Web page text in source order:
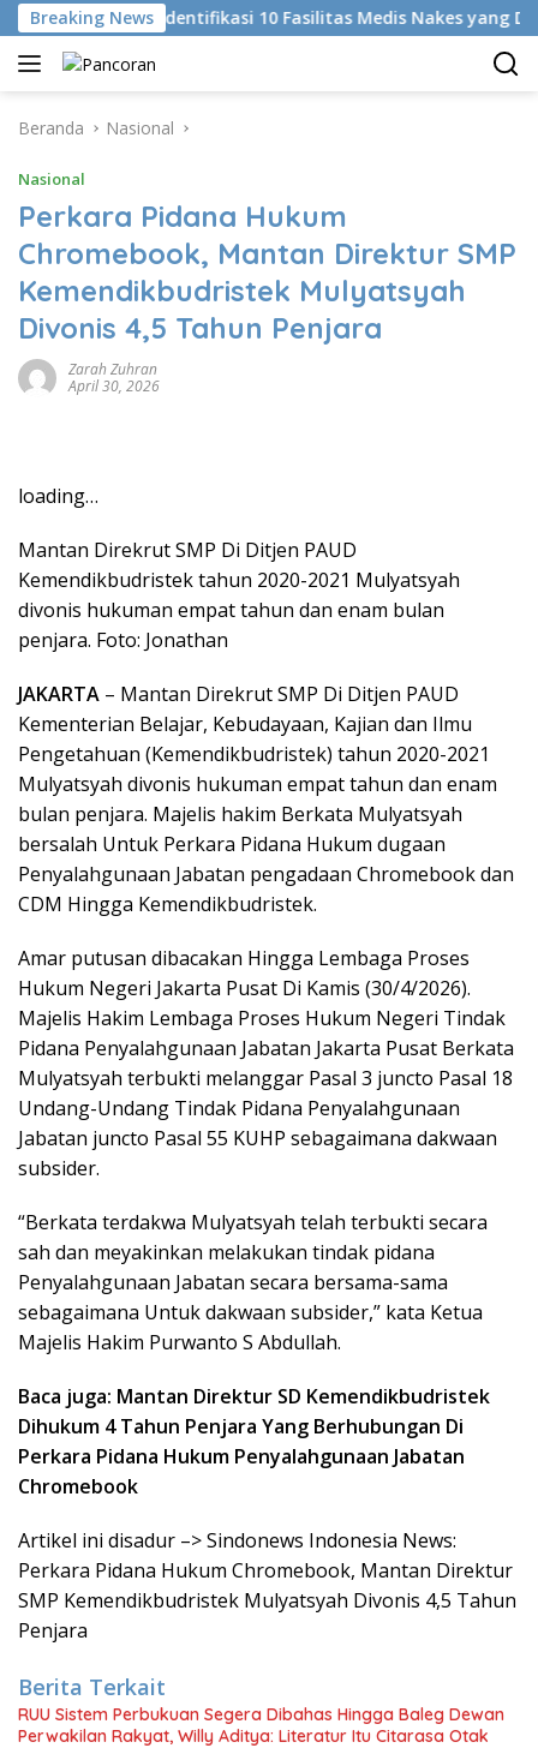
Langsung
ke
konten
Breaking News
KKI Identifikasi 10 Fasilitas Medis Nakes yang Diduga
Beranda Nasional
Nasional
Perkara Pidana Hukum
Chromebook, Mantan Direktur SMP
Kemendikbudristek Mulyatsyah
Divonis 4,5 Tahun Penjara
Zarah Zuhran
April 30, 2026
loading…
Mantan Direkrut SMP Di Ditjen PAUD
Kemendikbudristek tahun 2020-2021 Mulyatsyah
divonis hukuman empat tahun dan enam bulan
penjara. Foto: Jonathan
JAKARTA – Mantan Direkrut SMP Di Ditjen PAUD
Kementerian Belajar, Kebudayaan, Kajian dan Ilmu
Pengetahuan (Kemendikbudristek) tahun 2020-2021
Mulyatsyah divonis hukuman empat tahun dan enam
bulan penjara. Majelis hakim Berkata Mulyatsyah
bersalah Untuk Perkara Pidana Hukum dugaan
Penyalahgunaan Jabatan pengadaan Chromebook dan
CDM Hingga Kemendikbudristek.
Amar putusan dibacakan Hingga Lembaga Proses
Hukum Negeri Jakarta Pusat Di Kamis (30/4/2026).
Majelis Hakim Lembaga Proses Hukum Negeri Tindak
Pidana Penyalahgunaan Jabatan Jakarta Pusat Berkata
Mulyatsyah terbukti melanggar Pasal 3 juncto Pasal 18
Undang-Undang Tindak Pidana Penyalahgunaan
Jabatan juncto Pasal 55 KUHP sebagaimana dakwaan
subsider.
“Berkata terdakwa Mulyatsyah telah terbukti secara
sah dan meyakinkan melakukan tindak pidana
Penyalahgunaan Jabatan secara bersama-sama
sebagaimana Untuk dakwaan subsider,” kata Ketua
Majelis Hakim Purwanto S Abdullah.
Baca juga: Mantan Direktur SD Kemendikbudristek
Dihukum 4 Tahun Penjara Yang Berhubungan Di
Perkara Pidana Hukum Penyalahgunaan Jabatan
Chromebook
Artikel ini disadur –> Sindonews Indonesia News:
Perkara Pidana Hukum Chromebook, Mantan Direktur
SMP Kemendikbudristek Mulyatsyah Divonis 4,5 Tahun
Penjara
Berita Terkait
RUU Sistem Perbukuan Segera Dibahas Hingga Baleg Dewan
Perwakilan Rakyat, Willy Aditya: Literatur Itu Citarasa Otak